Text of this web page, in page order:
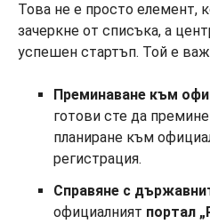
Това не е просто елемент,
зачеркне от списъка, а
успешен стартъп. Той е
Преминаване към
готови сте да
планиране към
регистрация.
Справяне с
официалният портал